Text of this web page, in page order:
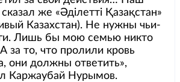
же «Әділетті Қазақстан»
Казахстан). Не нужны чьи-
Лишь бы мою семью никто
за то, что пролили кровь
они должны ответить»,
Каржаубай Нурымов.